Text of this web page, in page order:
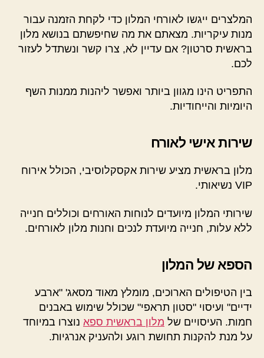
המלצרים ייגשו לאורחי המלון כדי לקחת הזמנה עבור
מנות עיקריות. מצאתם את מה שחיפשתם בנושא מלון
בראשית סרטון? אם עדיין לא, צרו קשר ונשתדל לעזור
לכם.
התפריט הינו מגוון ביותר ואפשר ליהנות ממנות השף
היומיות והייחודיות.
שירות אישי לאורח
מלון בראשית מציע שירות אקסקלוסיבי, הכולל אירוח
VIP נשיאותי.
שירותי המלון מיועדים לנוחות האורחים וכוללים חנייה
ללא עלות, חנייה מיועדת לנכים וחנות מלון לאורחים.
הספא של המלון
בין הטיפולים הארוכים, מומלץ מאוד מסאג' "ארבע
ידיים" ועיסוי "סטון תראפי" שכולל שימוש באבנים
חמות. העיסויים של מלון בראשית ספא נוצרו במיוחד
על מנת להקנות תחושת רוגע ולהעניק אנרגיות.